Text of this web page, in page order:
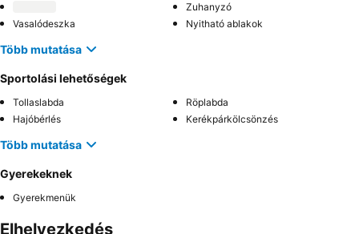
Zuhanyzó
Vasalódeszka
Nyitható ablakok
Több mutatása
Sportolási lehetőségek
Tollaslabda
Röplabda
Hajóbérlés
Kerékpárkölcsönzés
Több mutatása
Gyerekeknek
Gyerekmenük
Elhelyezkedés